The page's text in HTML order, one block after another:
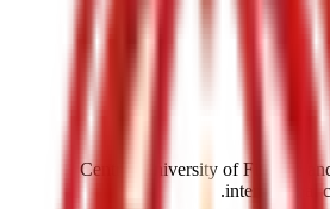
Central University of Finance
international